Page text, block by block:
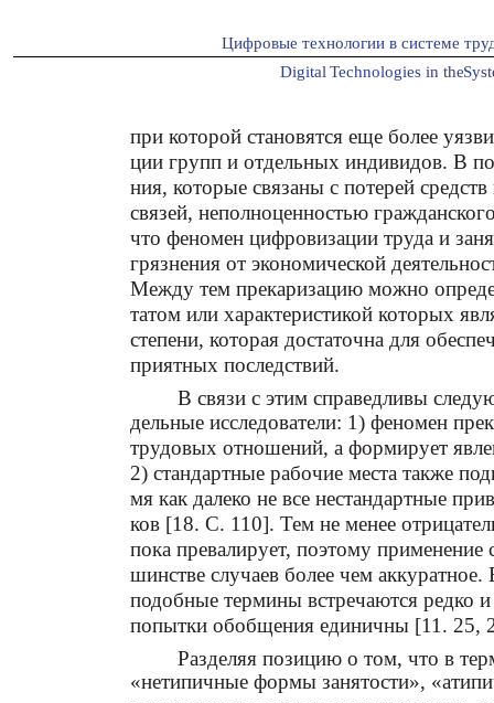
Цифровые технологии в системе
Digital Technologies in theS
при которой становятся еще более
ции групп и отдельных индивидов. В
ния, которые связаны с потерей
связей, неполноценностью
что феномен цифровизации труда и
грязнения от экономической
Между тем прекаризацию можно
татом или характеристикой которых
степени, которая достаточна для
приятных последствий.
В связи с этим справедливы
дельные исследователи: 1) феномен
трудовых отношений, а формирует
2) стандартные рабочие места также
мя как далеко не все нестандартные
ков [18. С. 110]. Тем не менее
пока превалирует, поэтому
шинстве случаев более чем
подобные термины встречаются редко
попытки обобщения единичны [11. 25,
Разделяя позицию о том, что в
«нетипичные формы занятости»,